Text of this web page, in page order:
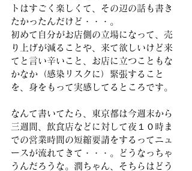
トはすごく楽しくて、その辺の話も書き
たかったんだけど・・・。
初めて自分がお店側の立場になって、売
り上げが減ることや、来て欲しいけど来
てと言い辛いこと、お店に立つこともな
かなか（感染リスクに）緊張すること
を、身をもって実感してるところです。
なんて書いてたら、東京都は今週末から
三週間、飲食店などに対して夜１０時ま
での営業時間の短縮要請をするってニュ
ースが流れてきて・・・。どうなっちゃ
うんだろうな。潤ちゃん、そちらはどう